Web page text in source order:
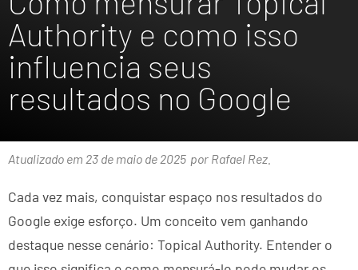
Authority e como isso
influencia seus
resultados no Google
Atualizado em 23 de maio de 2025 por Rafael Rez.
Cada vez mais, conquistar espaço nos resultados do
Google exige esforço. Um conceito vem ganhando
destaque nesse cenário: Topical Authority. Entender o